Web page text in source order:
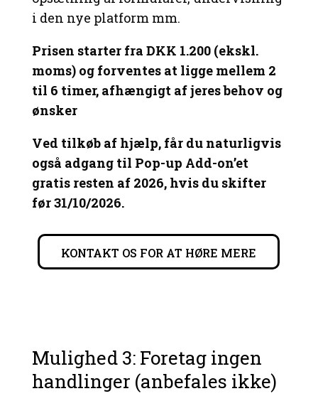
i den nye platform mm.
Prisen starter fra DKK 1.200 (ekskl.
moms) og forventes at ligge mellem 2
til 6 timer, afhængigt af jeres behov og
ønsker
Ved tilkøb af hjælp, får du naturligvis
også adgang til Pop-up Add-on’et
gratis resten af 2026, hvis du skifter
før 31/10/2026.
KONTAKT OS FOR AT HØRE MERE
Mulighed 3: Foretag ingen
handlinger (anbefales ikke)